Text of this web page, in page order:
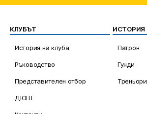
КЛУБЪТ
История на клуба
Ръководство
Представителен отбор
ДЮШ
ИСТОРИЯ
Патрон
Гунди
Треньори